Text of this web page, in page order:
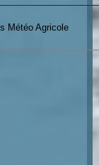
Météo Agricole